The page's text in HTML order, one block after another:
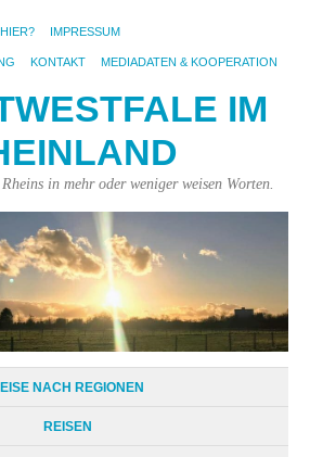
IMPRESSUM
KONTAKT MEDIADATEN & KOOPERATION
IM
in mehr oder weniger weisen Worten.
NACH REGIONEN
REISEN